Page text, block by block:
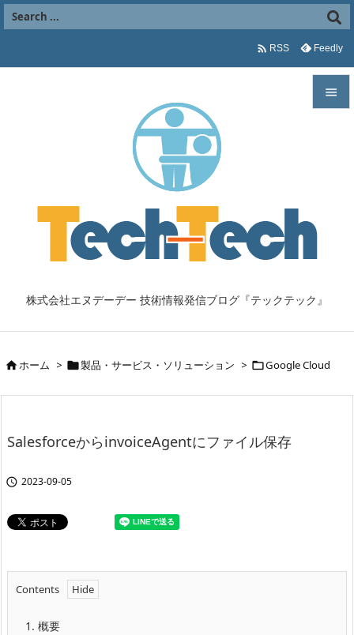
株式会社エヌデーデー 技術情報発信ブログ『テックテック』

 RSS Feedly
ホーム > 製品・サービス・ソリューション > Google Cloud
SalesforceからinvoiceAgentにファイル保存
 2023-09-05
Contents
1. 概要